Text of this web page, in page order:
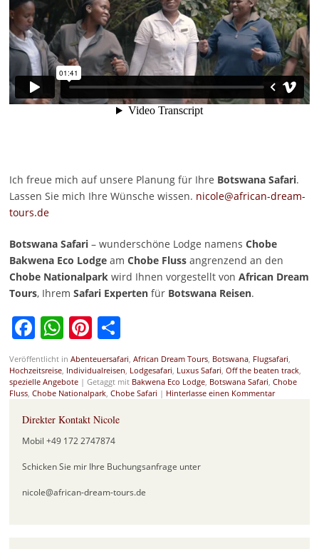
Ich freue mich auf unsere Planung für Ihre Botswana Safari.
Lassen Sie mich Ihre Wünsche wissen. nicole@african-dream-
tours.de
Botswana Safari– wunderschöne Lodge namens Chobe
Bakwena Eco Lodgeam Chobe Flussangrenzend an den
Chobe Nationalparkwird Ihnen vorgestellt von African Dream
Tours, Ihrem Safari Expertenfür Botswana Reisen.
Facebook
WhatsApp
Pinterest
Teilen
Veröffentlicht in Abenteuersafari African Dream Tours, Botswana, Flugsafari
Hochzeitsreise, Individualreisen Lodgesafari Luxus Safari Off the beaten track,
spezielle Angebote | Getaggt mit Bakwena Eco Lodge, Botswana Safari Chobe
Fluss, Chobe Nationalpark, Chobe Safari | Hinterlasse einen Kommentar
Direkter Kontakt Nicole
Mobil +49 172 2747874
Schicken Sie mir Ihre Buchungsanfrage unter
nicole@african-dream-tours.de